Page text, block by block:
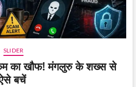
SLIDER
का खौफ! मंगलुरु के शख्स से
बचें